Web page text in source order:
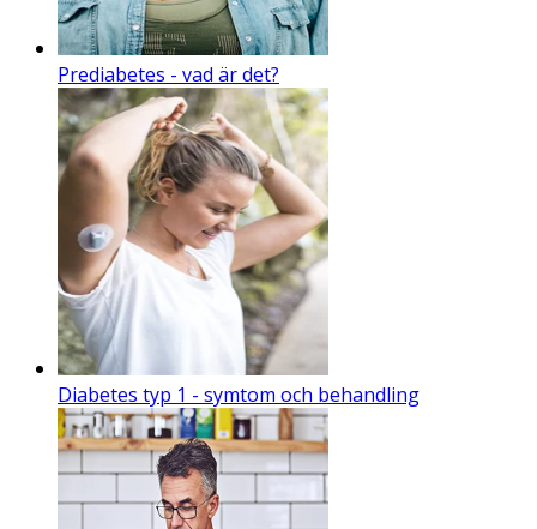
Prediabetes - vad är det?
Diabetes typ 1 - symtom och behandling